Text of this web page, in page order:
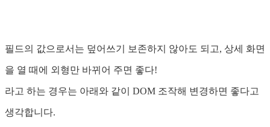
필드의 값으로서는 덮어쓰기 보존하지 않아도 되고, 상세 화면
을 열 때에 외형만 바뀌어 주면 좋다!
라고 하는 경우는 아래와 같이 DOM 조작해 변경하면 좋다고
생각합니다.